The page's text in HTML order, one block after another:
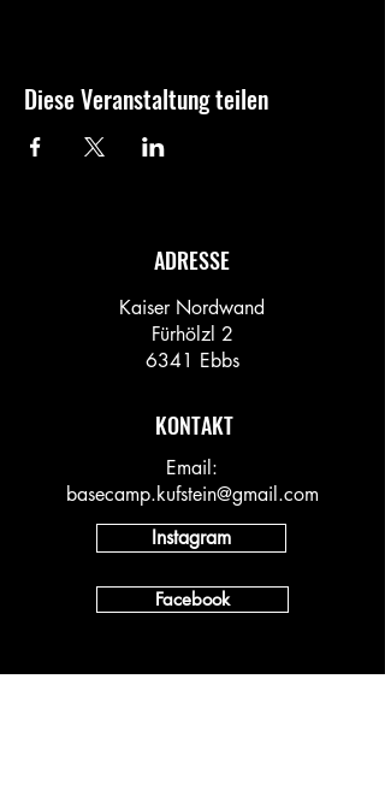
Diese Veranstaltung teilen
ADRESSE
Kaiser Nordwand
Fürhölzl 2
6341 Ebbs
KONTAKT
Email:
basecamp.kufstein@gmail.com
Instagram
Facebook